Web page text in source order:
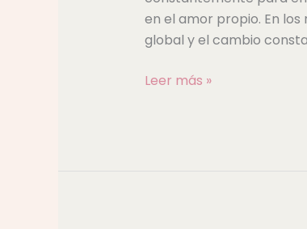
en el amor propio. En
global y el cambio
Leer más »